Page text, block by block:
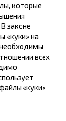
которые
законе
«куки» на
всех
«куки»